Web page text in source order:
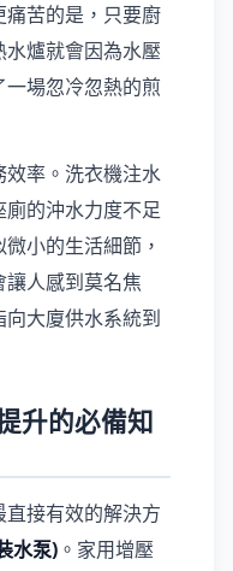
苦的是，只要廚
爐就會因為水壓
場忽冷忽熱的煎
率。洗衣機注水
的沖水力度不足
小的生活細節，
人感到莫名焦
大廈供水系統到
升的必備知
接有效的解決方
水泵) 。家用增壓